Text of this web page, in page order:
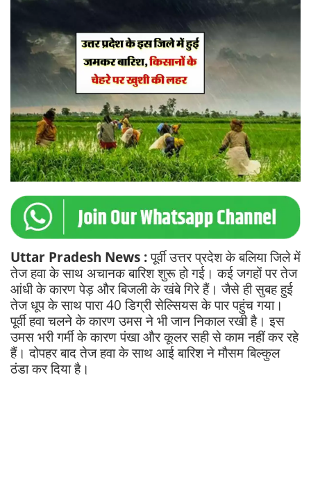
Uttar Pradesh News :पूर्वी उत्तर प्रदेश के बलिया जिले में
तेज हवा के साथ अचानक बारिश शुरू हो गई। कई जगहों पर तेज
आंधी के कारण पेड़ और बिजली के खंबे गिरे हैं। जैसे ही सुबह हुई
तेज धूप के साथ पारा 40 डिग्री सेल्सियस के पार पहुंच गया।
पूर्वी हवा चलने के कारण उमस ने भी जान निकाल रखी है। इस
उमस भरी गर्मी के कारण पंखा और कूलर सही से काम नहीं कर रहे
हैं। दोपहर बाद तेज हवा के साथ आई बारिश ने मौसम बिल्कुल
ठंडा कर दिया है।